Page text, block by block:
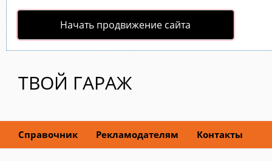
Начать продвижение сайта
ТВОЙ ГАРАЖ
Справочник Рекламодателям Контакты